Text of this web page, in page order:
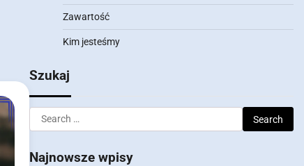
Zawartość
Kim jesteśmy
Szukaj
Search
for:
Najnowsze wpisy